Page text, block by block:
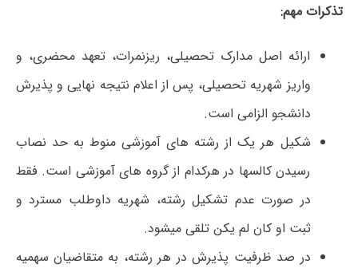
تذکرات مهم:
ارائه اصل مدارک تحصیلی، ریزنمرات، تعهد محضری، و
واریز شهریه تحصیلی، پس از اعلام نتیجه نهایی و پذیرش
دانشجو الزامی است.
شکیل هر یک از رشته های آموزشی منوط به حد نصاب
رسیدن کالسها در هرکدام از گروه های آموزشی است. فقط
در صورت عدم تشکیل رشته، شهریه داوطلب مسترد و
ثبت او کان لم یکن تلقی میشود.
در صد ظرفیت پذیرش در هر رشته، به متقاضیان سهمیه